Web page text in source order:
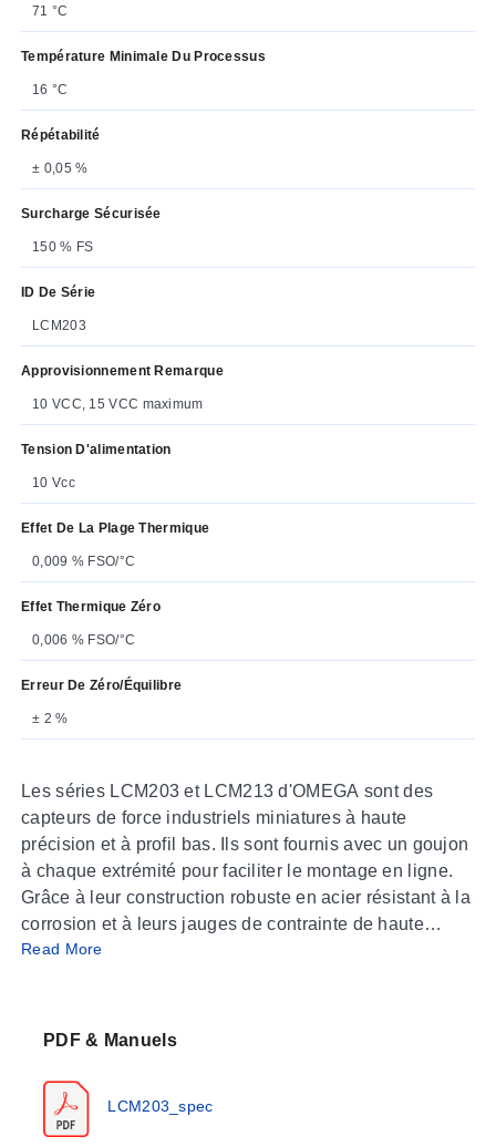
71 °C
Température Minimale Du Processus
16 °C
Répétabilité
± 0,05 %
Surcharge Sécurisée
150 % FS
ID De Série
LCM203
Approvisionnement Remarque
10 VCC, 15 VCC maximum
Tension D'alimentation
10 Vcc
Effet De La Plage Thermique
0,009 % FSO/°C
Effet Thermique Zéro
0,006 % FSO/°C
Erreur De Zéro/équilibre
± 2 %
Les séries LCM203 et LCM213 d'OMEGA sont des
capteurs de force industriels miniatures à haute
précision et à profil bas. Ils sont fournis avec un goujon
à chaque extrémité pour faciliter le montage en ligne.
Grâce à leur construction robuste en acier résistant à la
corrosion et à leurs jauges de contrainte de haute
précision, elles conviennent à la plupart des
La LCM203 est également disponible en
à 0-10 000 lb et des filetages standard. Veuillez
consulter la pageLC203
contacter notre service Pression pour plus
Read More
PDF & Manuels
LCM203_spec